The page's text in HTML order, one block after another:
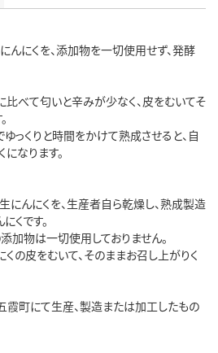
にくを、添加物を一切使用せず、発酵
比べて匂いと辛みが少なく、皮をむいてそ
っくりと時間をかけて熟成させると、自
なります。
んにくを、生産者自ら乾燥し、熟成製造
くです。
加物は一切使用しておりません。
の皮をむいて、そのままお召し上がりく
町にて生産、製造または加工したもの